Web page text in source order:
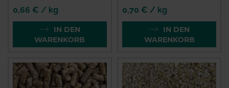
0,66 € / kg
IN DEN
WARENKORB
0,70 € / kg
IN DEN
WARENKORB